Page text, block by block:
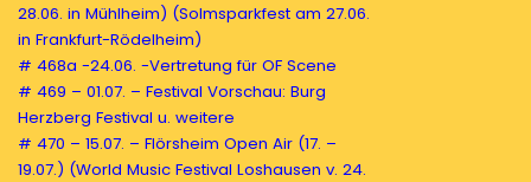
28.06. in Mühlheim) (Solmsparkfest am 27.06.
in Frankfurt-Rödelheim)
# 468a -24.06. -Vertretung für OF Scene
# 469 – 01.07. – Festival Vorschau: Burg
Herzberg Festival u. weitere
# 470 – 15.07. – Flörsheim Open Air (17. –
19.07.) (World Music Festival Loshausen v. 24.